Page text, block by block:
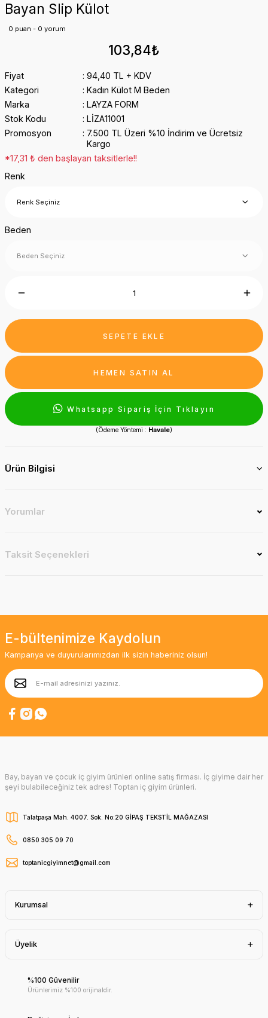
Bayan Slip Külot
0 puan - 0 yorum
103,84₺
Fiyat
94,40 TL + KDV
Kategori
Kadın Külot M Beden
Marka
LAYZA FORM
Stok Kodu
LİZA11001
Promosyon
7.500 TL Üzeri %10 İndirim ve Ücretsiz
Kargo
*17,31 ₺ den başlayan taksitlerle!!
Renk
Beden
SEPETE EKLE
HEMEN SATIN AL
Whatsapp Sipariş İçin Tıklayın
(Ödeme Yöntemi : Havale)
Ürün Bilgisi
Yorumlar
Taksit Seçenekleri
E-bültenimize Kaydolun
Kampanya ve duyurularımızdan ilk sizin haberiniz olsun!
Bay, bayan ve çocuk iç giyim ürünleri online satış firması. İç giyime dair her
şeyi bulabileceğiniz tek adres! Toptan iç giyim ürünleri.
Talatpaşa Mah. 4007. Sok. No:20 GİPAŞ TEKSTİL MAĞAZASI
0850 305 09 70
toptanicgiyimnet@gmail.com
Kurumsal
Üyelik
%100 Güvenilir
Ürünlerimiz %100 orijinaldir.